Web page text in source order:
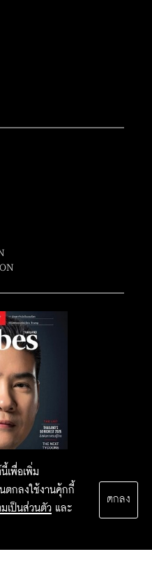
เพื่อเพิ่ม
ตกลงใช้งานคุ้กกี้
เป็นส่วนตัว และ
ตกลง
RIGHTS RESERVED